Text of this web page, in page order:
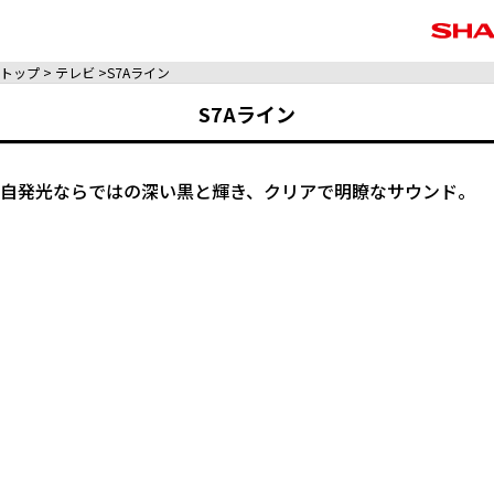
トップ テレビ S7Aライン
S7Aライン
自発光ならではの深い黒と輝き、クリアで明瞭なサウンド。